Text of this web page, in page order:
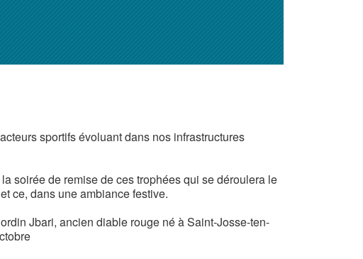
sportifs évoluant dans nos infrastructures
soirée de remise de ces trophées qui se déroulera le
ce, dans une ambiance festive.
Jbari, ancien diable rouge né à Saint-Josse-ten-